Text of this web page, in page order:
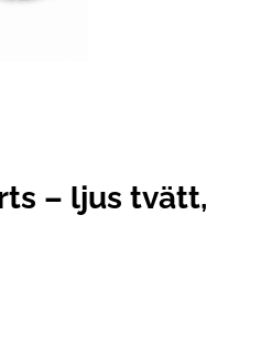
– ljus tvätt,